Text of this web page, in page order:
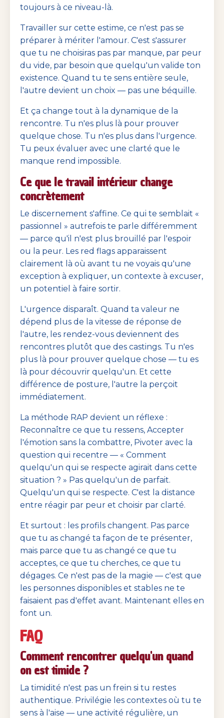
toujours à ce niveau-là.
Travailler sur cette estime, ce n'est pas se
préparer à mériter l'amour. C'est s'assurer
que tu ne choisiras pas par manque, par peur
du vide, par besoin que quelqu'un valide ton
existence. Quand tu te sens entière seule,
l'autre devient un choix — pas une béquille.
Et ça change tout à la dynamique de la
rencontre. Tu n'es plus là pour prouver
quelque chose. Tu n'es plus dans l'urgence.
Tu peux évaluer avec une clarté que le
manque rend impossible.
Ce que le travail intérieur change
concrètement
Le discernement s'affine. Ce qui te semblait «
passionnel » autrefois te parle différemment
— parce qu'il n'est plus brouillé par l'espoir
ou la peur. Les red flags apparaissent
clairement là où avant tu ne voyais qu'une
exception à expliquer, un contexte à excuser,
un potentiel à faire sortir.
L'urgence disparaît. Quand ta valeur ne
dépend plus de la vitesse de réponse de
l'autre, les rendez-vous deviennent des
rencontres plutôt que des castings. Tu n'es
plus là pour prouver quelque chose — tu es
là pour découvrir quelqu'un. Et cette
différence de posture, l'autre la perçoit
immédiatement.
La méthode RAP devient un réflexe :
Reconnaître ce que tu ressens, Accepter
l'émotion sans la combattre, Pivoter avec la
question qui recentre — « Comment
quelqu'un qui se respecte agirait dans cette
situation ? » Pas quelqu'un de parfait.
Quelqu'un qui se respecte. C'est la distance
entre réagir par peur et choisir par clarté.
Et surtout : les profils changent. Pas parce
que tu as changé ta façon de te présenter,
mais parce que tu as changé ce que tu
acceptes, ce que tu cherches, ce que tu
dégages. Ce n'est pas de la magie — c'est que
les personnes disponibles et stables ne te
faisaient pas d'effet avant. Maintenant elles en
font un.
FAQ
Comment rencontrer quelqu'un quand
on est timide ?
La timidité n'est pas un frein si tu restes
authentique. Privilégie les contextes où tu te
sens à l'aise — une activité régulière, un